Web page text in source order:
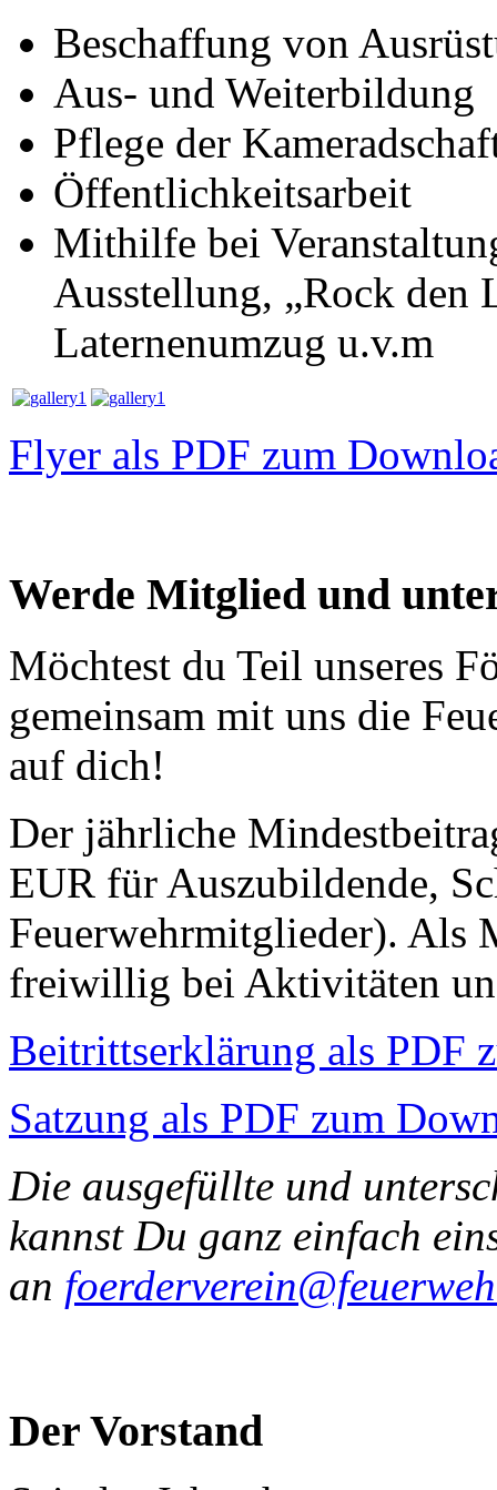
Beschaffung von
Aus- und Weiterbildung
Pflege der
Öffentlichkeitsarbeit
Mithilfe bei
Ausstellung, „Rock den
Laternenumzug u.v.m
Flyer als PDF zum
Werde Mitglied und
Möchtest du Teil unseres
gemeinsam mit uns die
auf dich!
Der jährliche
EUR für Auszubildende,
Feuerwehrmitglieder). Als
freiwillig bei Aktivitäten
Beitrittserklärung als PDF
Satzung als PDF zum
Die ausgefüllte und
kannst Du ganz einfach
an
Der Vorstand